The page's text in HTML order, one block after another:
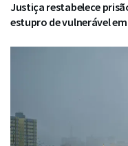
Justiça restabelece
estupro de vulnerável